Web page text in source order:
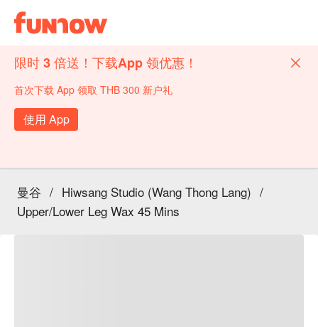
限时 3 倍送！下载App 领优惠！
首次下载 App 领取 THB 300 新户礼
使用 App
曼谷 / Hiwsang Studio (Wang Thong Lang) /
Upper/Lower Leg Wax 45 Mins